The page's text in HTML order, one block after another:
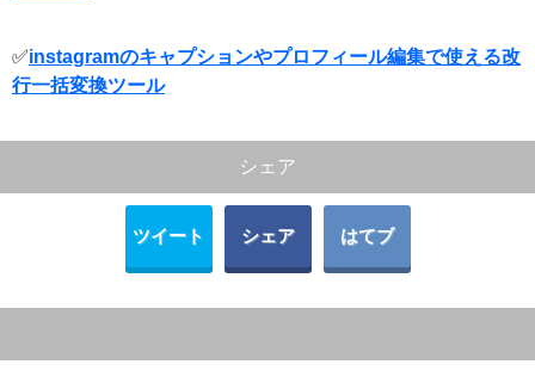
✅instagramのキャプションやプロフィール編集で使える改
行一括変換ツール
シェア
ツイート シェア はてブ